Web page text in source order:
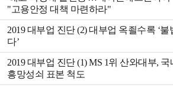
"고용안정 대책 마련하라"
2019 대부업 진단 (2) 대부업 옥죌수록 ‘불
다’
2019 대부업 진단 (1) MS 1위 산와대부,
흥망성쇠 표본 척도